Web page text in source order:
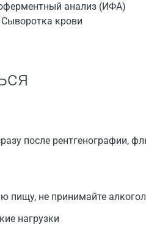
анализ (ИФА)
крови
после рентгенографии,
пищу, не принимайте
нагрузки